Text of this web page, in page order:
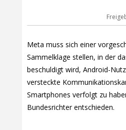
Meta muss sich einer
Sammelklage stellen, in der
beschuldigt wird, Android-
versteckte
Smartphones verfolgt zu
Bundesrichter entschieden.